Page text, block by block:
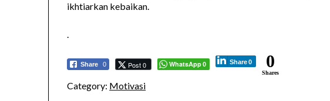
ikhtiarkan kebaikan.
.
Share 0 Post 0 WhatsApp0 Share0 0
Shares
Category: Motivasi